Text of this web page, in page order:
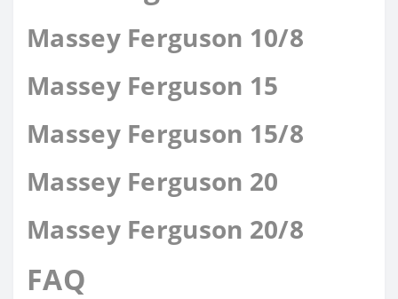
Massey Ferguson 10/8
Massey Ferguson 15
Massey Ferguson 15/8
Massey Ferguson 20
Massey Ferguson 20/8
FAQ